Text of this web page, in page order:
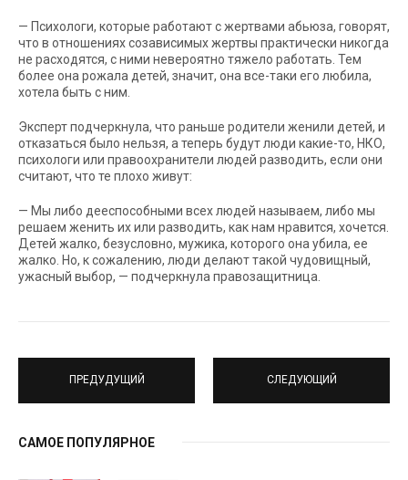
— Психологи, которые работают с жертвами абьюза, говорят,
что в отношениях созависимых жертвы практически никогда
не расходятся, с ними невероятно тяжело работать. Тем
более она рожала детей, значит, она все-таки его любила,
хотела быть с ним.
Эксперт подчеркнула, что раньше родители женили детей, и
отказаться было нельзя, а теперь будут люди какие-то, НКО,
психологи или правоохранители людей разводить, если они
считают, что те плохо живут:
— Мы либо дееспособными всех людей называем, либо мы
решаем женить их или разводить, как нам нравится, хочется.
Детей жалко, безусловно, мужика, которого она убила, ее
жалко. Но, к сожалению, люди делают такой чудовищный,
ужасный выбор, — подчеркнула правозащитница.
ПРЕДУДУЩИЙ СЛЕДУЮЩИЙ
САМОЕ ПОПУЛЯРНОЕ